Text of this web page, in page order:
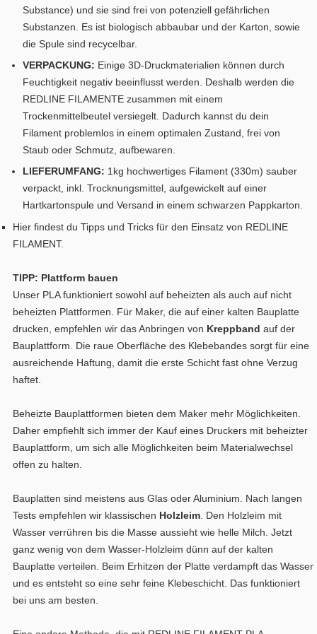
Substance) und sie sind frei von potenziell gefährlichen
Substanzen. Es ist biologisch abbaubar und der Karton, sowie
die Spule sind recycelbar.
VERPACKUNG: Einige 3D-Druckmaterialien können durch
Feuchtigkeit negativ beeinflusst werden. Deshalb werden die
REDLINE FILAMENTE zusammen mit einem
Trockenmittelbeutel versiegelt. Dadurch kannst du dein
Filament problemlos in einem optimalen Zustand, frei von
Staub oder Schmutz, aufbewaren.
LIEFERUMFANG: 1kg hochwertiges Filament (330m) sauber
verpackt, inkl. Trocknungsmittel, aufgewickelt auf einer
Hartkartonspule und Versand in einem schwarzen Pappkarton.
Hier findest du Tipps und Tricks für den Einsatz von REDLINE
FILAMENT.
TIPP: Plattform bauen
Unser PLA funktioniert sowohl auf beheizten als auch auf nicht
beheizten Plattformen. Für Maker, die auf einer kalten Bauplatte
drucken, empfehlen wir das Anbringen von Kreppband auf der
Bauplattform. Die raue Oberfläche des Klebebandes sorgt für eine
ausreichende Haftung, damit die erste Schicht fast ohne Verzug
haftet.
Beheizte Bauplattformen bieten dem Maker mehr Möglichkeiten.
Daher empfiehlt sich immer der Kauf eines Druckers mit beheizter
Bauplattform, um sich alle Möglichkeiten beim Materialwechsel
offen zu halten.
Bauplatten sind meistens aus Glas oder Aluminium. Nach langen
Tests empfehlen wir klassischen Holzleim. Den Holzleim mit
Wasser verrühren bis die Masse aussieht wie helle Milch. Jetzt
ganz wenig von dem Wasser-Holzleim dünn auf der kalten
Bauplatte verteilen. Beim Erhitzen der Platte verdampft das Wasser
und es entsteht so eine sehr feine Klebeschicht. Das funktioniert
bei uns am besten.